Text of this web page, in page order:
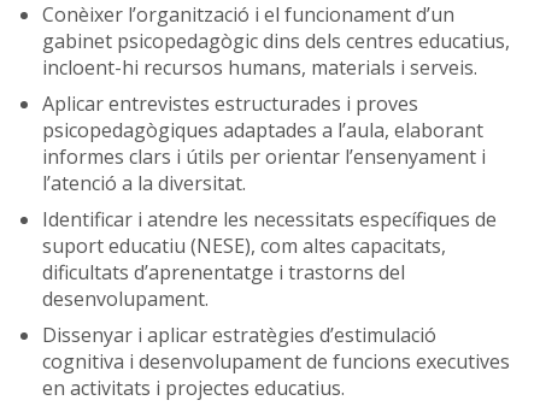
Conèixer l’organització i el funcionament d’un
gabinet psicopedagògic dins dels centres educatius,
incloent-hi recursos humans, materials i serveis.
Aplicar entrevistes estructurades i proves
psicopedagògiques adaptades a l’aula, elaborant
informes clars i útils per orientar l’ensenyament i
l’atenció a la diversitat.
Identificar i atendre les necessitats específiques de
suport educatiu (NESE), com altes capacitats,
dificultats d’aprenentatge i trastorns del
desenvolupament.
Dissenyar i aplicar estratègies d’estimulació
cognitiva i desenvolupament de funcions executives
en activitats i projectes educatius.